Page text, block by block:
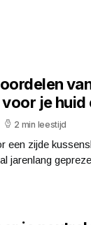
je huid
2 min leestijd
een zijde
jarenlang